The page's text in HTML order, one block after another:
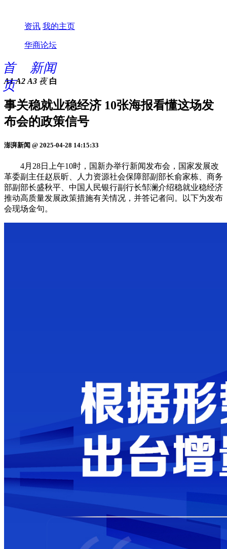
资讯 我的主页
华商论坛
首
页
新闻
A1 A2 A3 夜 白
事关稳就业稳经济 10张海报看懂这场发
布会的政策信号
澎湃新闻 @ 2025-04-28 14:15:33
4月28日上午10时，国新办举行新闻发布会，国家发展改
革委副主任赵辰昕、人力资源社会保障部副部长俞家栋、商务
部副部长盛秋平、中国人民银行副行长邹澜介绍稳就业稳经济
推动高质量发展政策措施有关情况，并答记者问。以下为发布
会现场金句。